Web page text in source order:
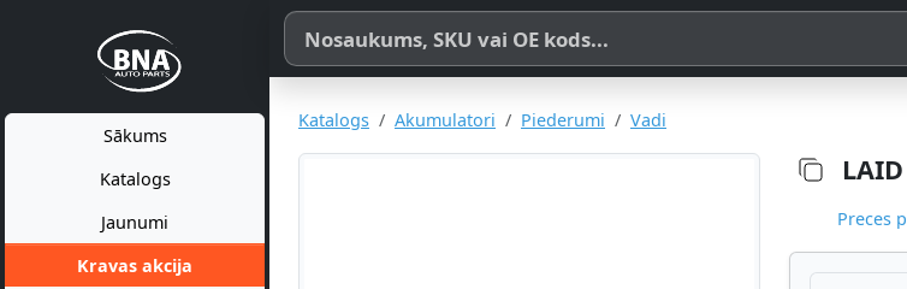
Sākums
Katalogs
Jaunumi
Kravas akcija
Meklēt pēc produkta nosaukuma, SKU vai OE koda
Katalogs Akumulatori Piederumi Vadi
Preces